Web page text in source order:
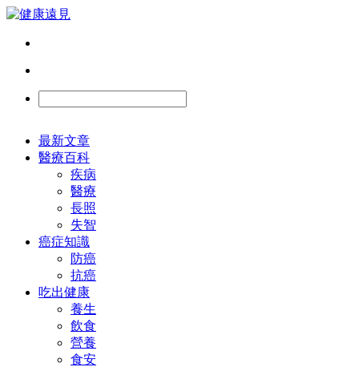
最新文章
醫療百科
疾病
醫療
長照
失智
癌症知識
防癌
抗癌
吃出健康
養生
飲食
營養
食安